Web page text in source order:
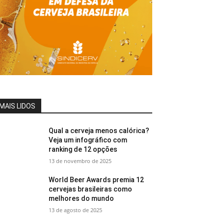
LIDOS
Qual a cerveja menos calórica?
Veja um infográfico com
ranking de 12 opções
13 de novembro de 2025
World Beer Awards premia 12
cervejas brasileiras como
melhores do mundo
13 de agosto de 2025